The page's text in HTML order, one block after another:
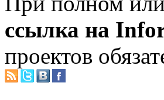
ссылка на
проектов